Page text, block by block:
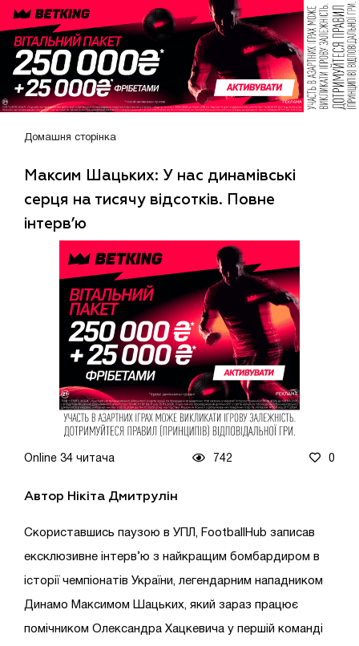
Домашня сторінка
Максим Шацьких: У нас динамівські
серця на тисячу відсотків. Повне
інтерв’ю
Online 34 читача 742 0
Автор Нікіта Дмитрулін
Скориставшись паузою в УПЛ, FootballHub записав
ексклюзивне інтерв’ю з найкращим бомбардиром в
історії чемпіонатів України, легендарним нападником
Динамо Максимом Шацьких, який зараз працює
помічником Олександра Хацкевича у першій команді